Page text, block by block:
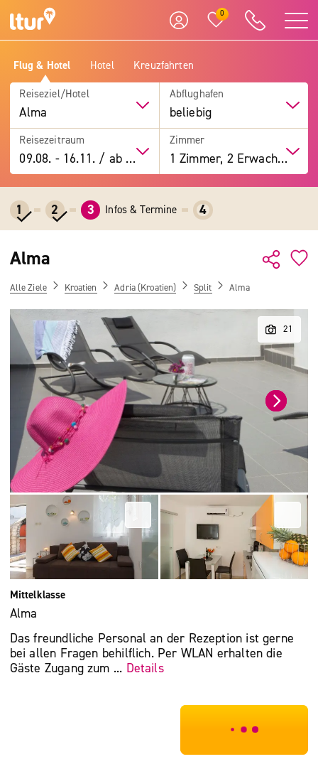
0
Flug & Hotel Hotel Kreuzfahrten
Reiseziel/Hotel
Alma
Abflughafen
beliebig
Reisezeitraum
09.08. -16.11. / ab 7 Tage
Zimmer
1 Zimmer, 2 Erwachsene
1 2 3 Infos & Termine 4
Alma
Alle Ziele Kroatien Adria (Kroatien) Split Alma
Mittelklasse
Alma
Das freundliche Personal an der Rezeption ist gerne
bei allen Fragen behilflich. Per WLAN erhalten die
Gäste Zugang zum ... Details
***************